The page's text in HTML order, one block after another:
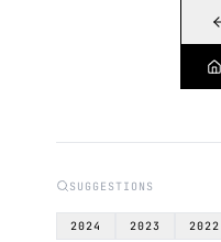
SUGGESTIONS
2024 2023 2022